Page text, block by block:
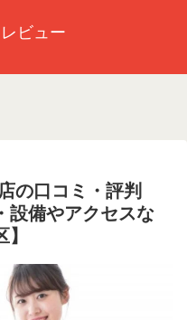
ビュー
の口コミ・評判
設備やアクセスな